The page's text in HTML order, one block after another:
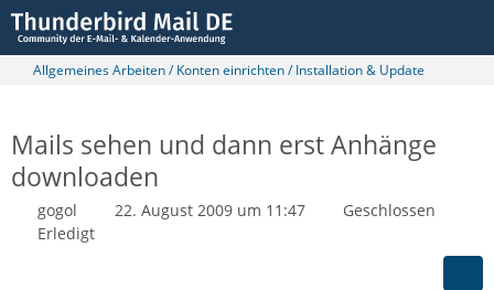
Allgemeines Arbeiten / Konten einrichten / Installation & Update
Mails sehen und dann erst Anhänge
downloaden
gogol 22. August 2009 um 11:47
Geschlossen
Erledigt